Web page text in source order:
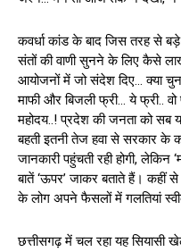
कवर्धा कांड के बाद जिस तरह से
संतों की वाणी सुनने के लिए कैसे
आयोजनों में जो संदेश दिए… क्या
माफी और बिजली फ्री… ये फ्री..
महोदय..! प्रदेश की जनता को सब
बहती इतनी तेज हवा से सरकार के
जानकारी पहुंचती रही होगी, लेकिन
बातें ‘ऊपर’ जाकर बताते हैं। कहीं से
के लोग अपने फैसलों में गलतियां
छत्तीसगढ़ में चल रहा यह